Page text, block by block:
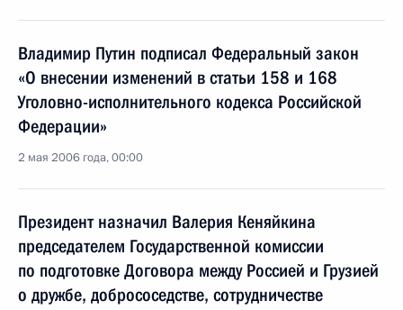
Владимир Путин подписал Федеральный закон
«О внесении изменений в статьи 158 и 168
Уголовно-исполнительного кодекса Российской
Федерации»
2 мая 2006 года, 00:00
Президент назначил Валерия Кеняйкина
председателем Государственной комиссии
по подготовке Договора между Россией и Грузией
о дружбе, добрососедстве, сотрудничестве